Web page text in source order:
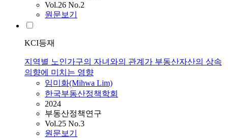
Vol.26 No.2
원문보기
KCI등재
지역별 노인가구의 자녀와의 관계가 부동산자산의 상속
의향에 미치는 영향
임미화(Mihwa Lim)
한국부동산정책학회
2024
부동산정책연구
Vol.25 No.3
원문보기